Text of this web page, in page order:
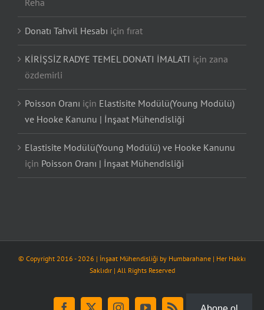
Reha
Donatı Tahvil Hesabı için fırat
KİRİŞSİZ RADYE TEMEL DONATI İMALATI için zana
özdemirli
Poisson Oranı için Elastisite Modülü(Young Modülü)
ve Hooke Kanunu | İnşaat Mühendisliği
Elastisite Modülü(Young Modülü) ve Hooke Kanunu
için Poisson Oranı | İnşaat Mühendisliği
© Copyright 2016 -2026 | İnşaat Mühendisliği by Humbarahane | Her Hakkı
Saklıdır | All Rights Reserved